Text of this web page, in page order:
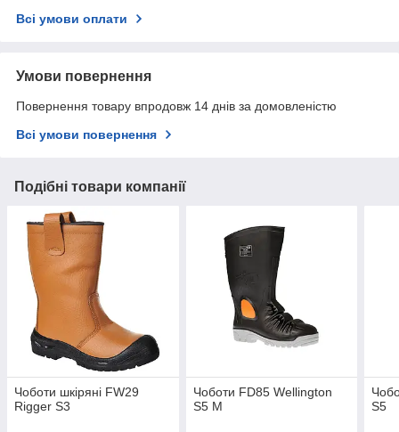
Всі умови оплати
Умови повернення
Повернення товару впродовж 14 днів за домовленістю
Всі умови повернення
Подібні товари компанії
Чоботи шкіряні FW29
Rigger S3
Чоботи FD85 Wellington
S5 M
S5